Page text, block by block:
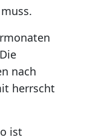
nach
herrscht
ist